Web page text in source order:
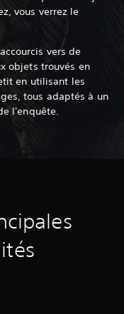
vous verrez le
vers de
objets trouvés en
en utilisant les
tous adaptés à un
l'enquête.